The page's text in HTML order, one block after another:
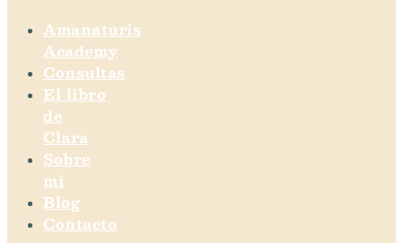
Amanaturis
Academy
Consultas
El libro
de
Clara
Sobre
mi
Blog
Contacto